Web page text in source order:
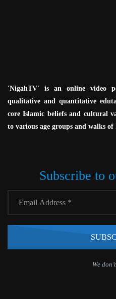
'NigahTV' is an online video
qualitative and quantitative
core Islamic beliefs and cultural
to various age groups and walks of
Subscribe to
We